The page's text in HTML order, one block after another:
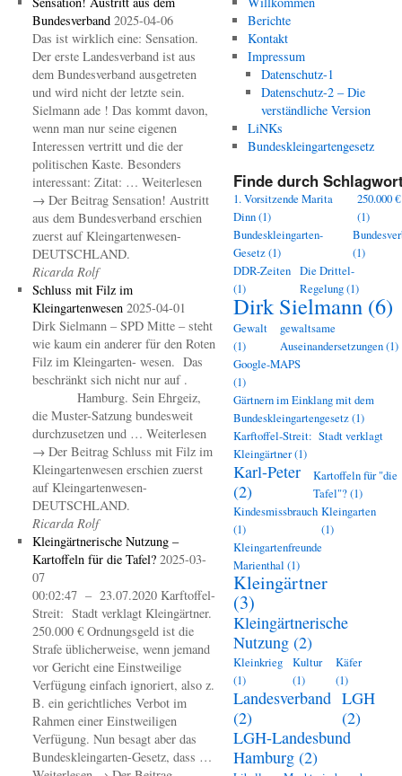
Bundesverband 2025-04-06
Das ist wirklich eine: Sensation.
Der erste Landesverband ist aus
dem Bundesverband ausgetreten
und wird nicht der letzte sein.
Sielmann ade ! Das kommt davon,
wenn man nur seine eigenen
Interessen vertritt und die der
politischen Kaste. Besonders
interessant: Zitat: … Weiterlesen
→ Der Beitrag Sensation! Austritt
aus dem Bundesverband erschien
zuerst auf Kleingartenwesen-
DEUTSCHLAND.
Ricarda Rolf
Schluss mit Filz im
Kleingartenwesen 2025-04-01
Dirk Sielmann – SPD Mitte – steht
wie kaum ein anderer für den Roten
Filz im Kleingarten- wesen. Das
beschränkt sich nicht nur auf .
Hamburg. Sein Ehrgeiz,
die Muster-Satzung bundesweit
durchzusetzen und … Weiterlesen
→ Der Beitrag Schluss mit Filz im
Kleingartenwesen erschien zuerst
auf Kleingartenwesen-
DEUTSCHLAND.
Ricarda Rolf
Kleingärtnerische Nutzung –
Kartoffeln für die Tafel? 2025-03-
07
00:02:47 – 23.07.2020 Karftoffel-
Streit: Stadt verklagt Kleingärtner.
250.000 € Ordnungsgeld ist die
Strafe üblicherweise, wenn jemand
vor Gericht eine Einstweilige
Verfügung einfach ignoriert, also z.
B. ein gerichtliches Verbot im
Rahmen einer Einstweiligen
Verfügung. Nun besagt aber das
Bundeskleingarten-Gesetz, dass …
Berichte
Kontakt
Impressum
Datenschutz-1
Datenschutz-2 – Die
verständliche Version
LiNKs
Bundeskleingartengesetz
Finde durch
1. Vorsitzende Marita
Dinn(1)
250.000 €
(1)
Bundeskleingarten-
Gesetz(1)
(1)
DDR-Zeiten
(1)
Die Drittel-
Regelung(1)
Dirk Sielmann (6)
Gewalt
(1)
gewaltsame
Auseinandersetzungen(1)
Google-MAPS
(1)
Gärtnern im Einklang mit dem
Bundeskleingartengesetz(1)
Karftoffel-Streit: Stadt verklagt
Kleingärtner(1)
Karl-Peter
(2)
Kartoffeln für "die
Tafel"?(1)
Kindesmissbrauch
(1)
Kleingarten
(1)
Kleingartenfreunde
Marienthal (1)
Kleingärtner
(3)
Kleingärtnerische
Nutzung (2)
Kleinkrieg
(1)
Kultur
(1)
Käfer
(1)
Landesverband
(2)
LGH
(2)
LGH-Landesbund
Hamburg (2)